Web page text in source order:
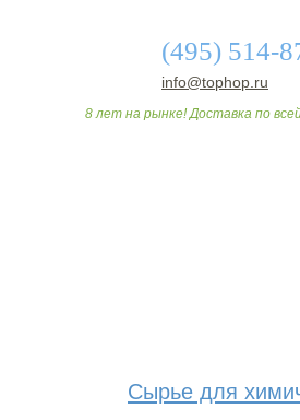
(495) 514-
info@tophop.ru
8 лет на рынке! Доставка по
Сырье для